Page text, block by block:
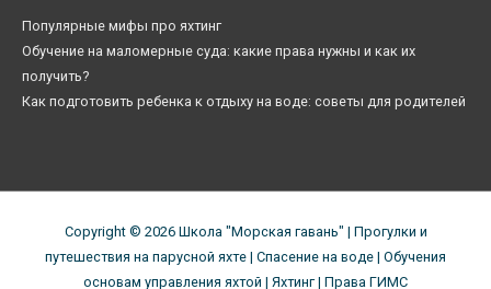
Популярные мифы про яхтинг
Обучение на маломерные суда: какие права нужны и как их
получить?
Как подготовить ребенка к отдыху на воде: советы для родителей
Copyright © 2026 Школа "Морская гавань" | Прогулки и
путешествия на парусной яхте | Спасение на воде | Обучения
основам управления яхтой | Яхтинг | Права ГИМС